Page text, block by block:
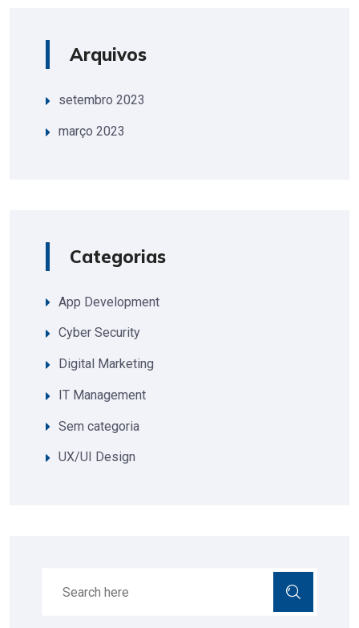
Arquivos
setembro 2023
março 2023
Categorias
App Development
Cyber Security
Digital Marketing
IT Management
Sem categoria
UX/UI Design